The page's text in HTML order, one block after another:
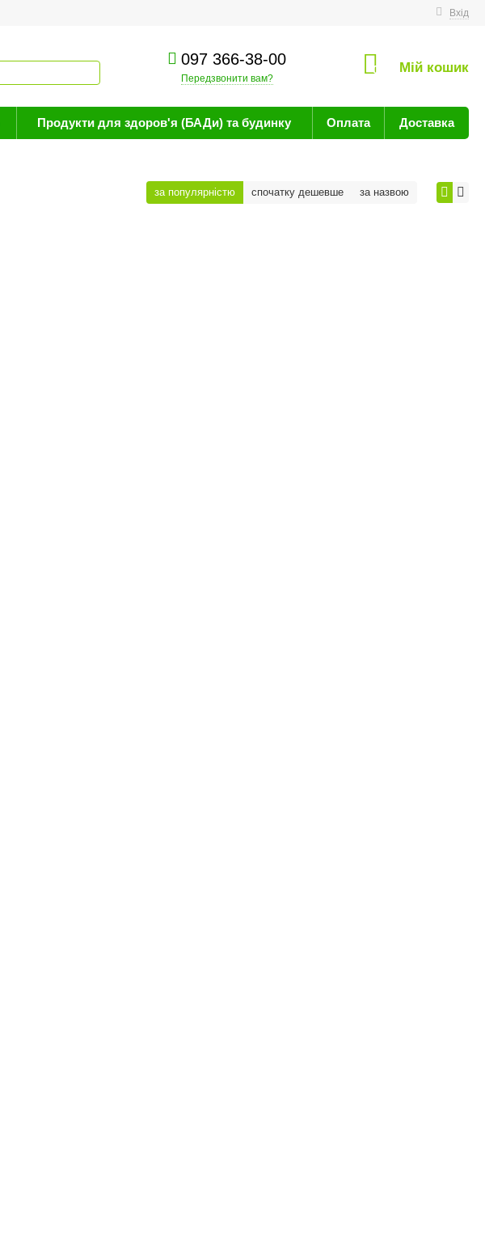
Вхід
097 366-38-00
Передзвонити вам?
0 Мій кошик
Продукти для здоров'я (БАДи) та будинку Оплата Доставка
за популярністю спочатку дешевше за назвою